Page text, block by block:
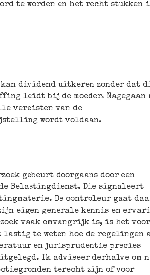
te worden en het recht stukken
kan dividend uitkeren zonder dat
leidt bij de moeder. Nagegaan
vereisten van de
wordt voldaan.
gebeurt doorgaans door een
Belastingdienst. Die signaleert
De controleur gaat
eigen generale kennis en
vaak omvangrijk is, is het
te weten hoe de regelingen
en jurisprudentie precies
Ik adviseer derhalve om
terecht zijn of voor